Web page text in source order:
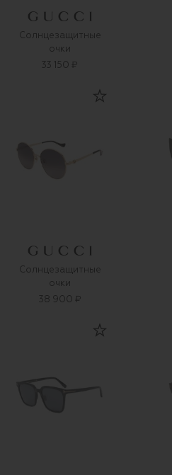
Солнцезащитные
очки
33 150 ₽
Солнцезащитные
очки
38 900 ₽